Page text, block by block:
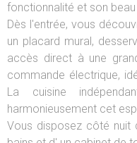
fonctionnalité et son
Dès l'entrée, vous
un placard mural,
accès direct à une
commande électrique,
La cuisine
harmonieusement cet
Vous disposez côté nuit